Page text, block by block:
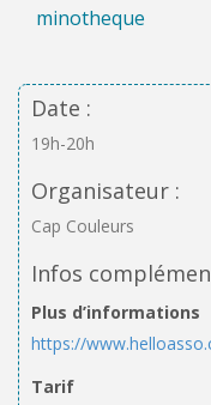
minotheque
Date :
19h-20h
Organisateur :
Cap Couleurs
Infos
Plus d’informations
https://
Tarif